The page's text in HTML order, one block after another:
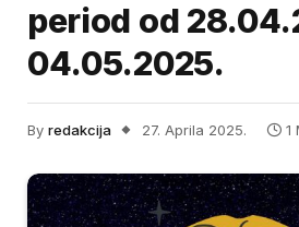
period od
04.05.2025.
By redakcija 27. Aprila 2025. 1